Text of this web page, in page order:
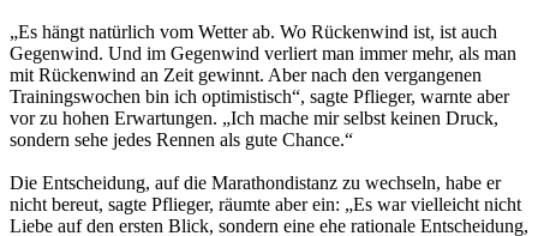
„Es hängt natürlich vom Wetter ab. Wo Rückenwind ist, ist auch
Gegenwind. Und im Gegenwind verliert man immer mehr, als man
mit Rückenwind an Zeit gewinnt. Aber nach den vergangenen
Trainingswochen bin ich optimistisch“, sagte Pflieger, warnte aber
vor zu hohen Erwartungen. „Ich mache mir selbst keinen Druck,
sondern sehe jedes Rennen als gute Chance.“
Die Entscheidung, auf die Marathondistanz zu wechseln, habe er
nicht bereut, sagte Pflieger, räumte aber ein: „Es war vielleicht nicht
Liebe auf den ersten Blick, sondern eine ehe rationale Entscheidung,